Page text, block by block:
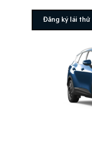
Đăng ký lái thử